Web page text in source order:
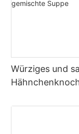
Würziges und